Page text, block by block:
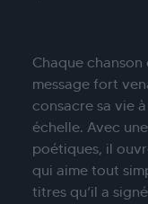
Chaque chanson
message fort
consacre sa vie
échelle. Avec
poétiques, il
qui aime tout
titres qu’il a